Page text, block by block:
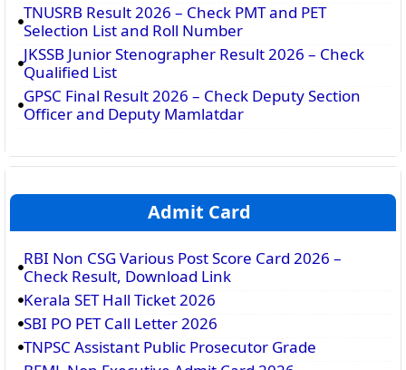
TNUSRB Result 2026 – Check PMT and PET
Selection List and Roll Number
JKSSB Junior Stenographer Result 2026 – Check
Qualified List
GPSC Final Result 2026 – Check Deputy Section
Officer and Deputy Mamlatdar
Admit Card
RBI Non CSG Various Post Score Card 2026 –
Check Result, Download Link
Kerala SET Hall Ticket 2026
SBI PO PET Call Letter 2026
TNPSC Assistant Public Prosecutor Grade